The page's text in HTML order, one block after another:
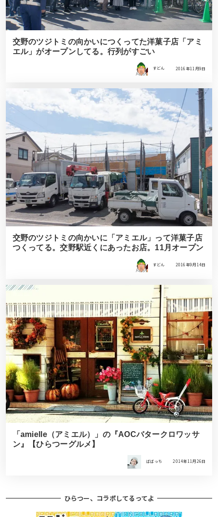
交野のツジトミの向かいにつくってた洋菓子店「アミ
エル」がオープンしてる。行列がすごい
すどん 2016年11月9日
交野のツジトミの向かいに「アミエル」って洋菓子店
つくってる。交野駅近くにあったお店。11月オープン
すどん 2016年9月14日
「amielle（アミエル）」の『AOCバタークロワッサ
ン』【ひらつーグルメ】
ばばっち 2014年11月26日
ひらつー、コラボしてるってよ